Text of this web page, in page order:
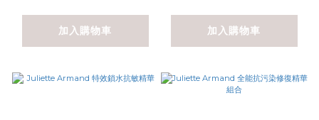
加入購物車 加入購物車